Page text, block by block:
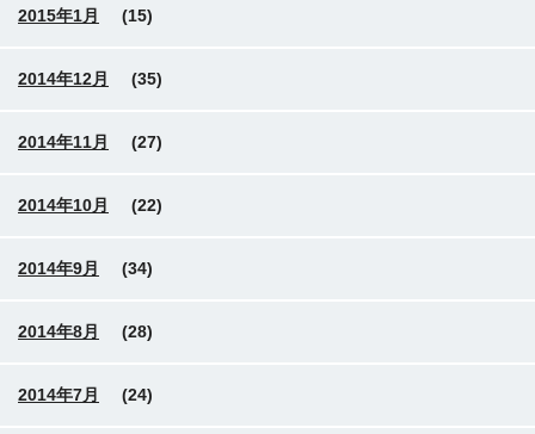
2015年1月 (15)
2014年12月 (35)
2014年11月 (27)
2014年10月 (22)
2014年9月 (34)
2014年8月 (28)
2014年7月 (24)